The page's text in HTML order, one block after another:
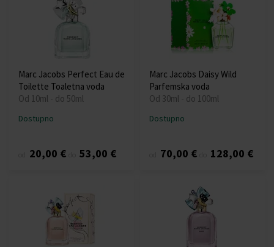
Marc Jacobs Perfect Eau de
Toilette Toaletna voda
Od 10ml - do 50ml
Dostupno
20,00 € 53,00 €
Marc Jacobs Daisy Wild
Parfemska voda
Od 30ml - do 100ml
Dostupno
70,00 € 128,00 €